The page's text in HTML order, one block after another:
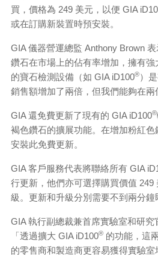
買，價格為 249 美元，以便 GIA
或在訂購新裝置時預安裝。
GIA 儀器營運總監 Anthony Brown
鑽石在市場上的佔有率增加，擁有
的寶石檢測設備（如 GIA iD100®）
銷售額增加了兩倍，但我們能夠在兩
GIA 還免費更新了現有的 GIA iD100®
褐色鑽石的擴展功能。在增加粉紅
安裝此免費更新。
GIA 客戶服務代表將聯絡所有 GIA
行更新，他們亦可選擇購買價值
級。更新和升級分別需要不到兩分鐘
GIA 執行副總裁兼首席實驗室和研究
「透過擴大 GIA iD100® 的功能，這
的零售商和製造商更容易獲得實驗